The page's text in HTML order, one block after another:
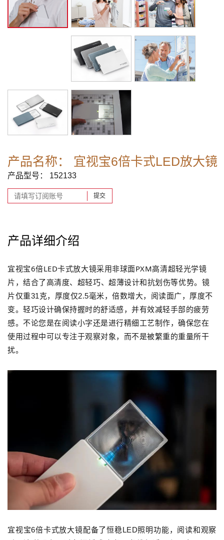
产品名称： 宜视宝6倍卡式LED放大镜
产品型号： 152133
提交
产品详细介绍
宜视宝6倍LED卡式放大镜采用非球面PXM高清超轻光学镜
片，结合了高清度、超轻巧、超薄设计和抗划伤等优势。 镜
片仅重31克，厚度仅2.5毫米，倍数增大，阅读面广，厚度不
变。轻巧设计确保持握时的舒适感，并有效减轻手部的疲劳
感。不论您是在阅读小字还是进行精细工艺制作，确保您在
使用过程中可以专注于观察对象，而不是被繁重的重量所干
扰。
宜视宝6倍卡式放大镜配备了恒稳LED照明功能，阅读和观察